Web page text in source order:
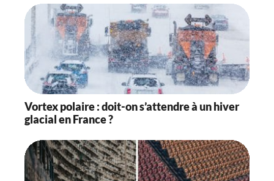
Vortex polaire : doit-on s’attendre à un hiver
glacial en France ?